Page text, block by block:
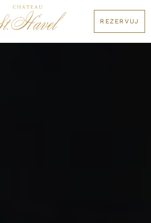
REZERVUJ